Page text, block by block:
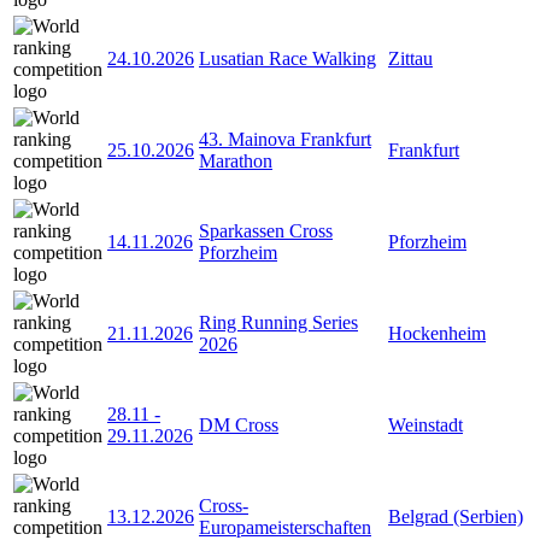
24.10.2026 Lusatian Race Walking Zittau
25.10.2026
43. Mainova Frankfurt
Marathon
Frankfurt
14.11.2026
Sparkassen Cross
Pforzheim
Pforzheim
21.11.2026
Ring Running Series
2026
Hockenheim
28.11 -
29.11.2026
DM Cross Weinstadt
13.12.2026
Cross-
Europameisterschaften
Belgrad (Serbien)